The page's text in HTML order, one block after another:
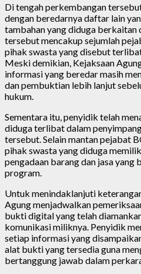
Di tengah perkembangan
dengan beredarnya daftar lain
tambahan yang diduga
tersebut mencakup sejumlah
pihak swasta yang disebut
Meski demikian, Kejaksaan
informasi yang beredar masih
dan pembuktian lebih lanjut
hukum.
Sementara itu, penyidik telah
diduga terlibat dalam
tersebut. Selain mantan pejabat
pihak swasta yang diduga
pengadaan barang dan jasa
program.
Untuk menindaklanjuti
Agung menjadwalkan
bukti digital yang telah
komunikasi miliknya. Penyidik
setiap informasi yang
alat bukti yang tersedia guna
bertanggung jawab dalam